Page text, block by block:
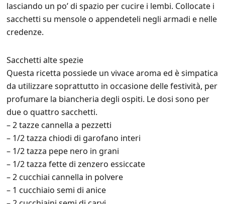
lasciando un po’ di spazio per cucire i lembi. Collocate i
sacchetti su mensole o appendeteli negli armadi e nelle
credenze.
Sacchetti alte spezie
Questa ricetta possiede un vivace aroma ed è simpatica
da utilizzare soprattutto in occasione delle festività, per
profumare la biancheria degli ospiti. Le dosi sono per
due o quattro sacchetti.
– 2 tazze cannella a pezzetti
– 1/2 tazza chiodi di garofano interi
– 1/2 tazza pepe nero in grani
– 1/2 tazza fette di zenzero essiccate
– 2 cucchiai cannella in polvere
– 1 cucchiaio semi di anice